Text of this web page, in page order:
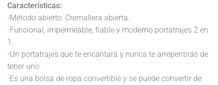
Características:
-Método abierto: Cremallera abierta.
-Funcional, impermeable, fiable y moderno portatrajes 2 en
1.
-Un portatrajes que te encantará y nunca te arrepentirás de
tener uno.
-Es una bolsa de ropa convertible y se puede convertir de